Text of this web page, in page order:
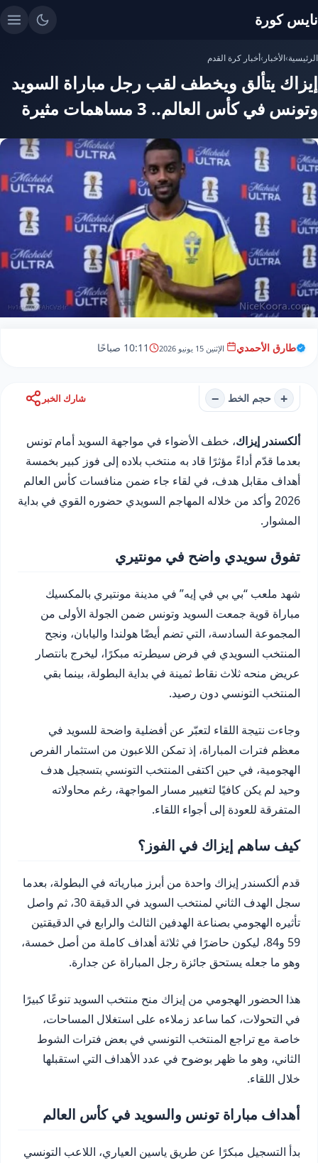
نايس كورة
الرئيسية›الأخبار ›أخبار كرة القدم
إيزاك يتألق ويخطف لقب رجل مباراة السويد
وتونس في كأس العالم.. 3 مساهمات مثيرة
طارق الأحمدي الإثنين 15 يونيو 2026 10:11 صباحًا
+ حجم الخط − شارك الخبر
ألكسندر إيزاك، خطف الأضواء في مواجهة السويد أمام تونس
بعدما قدّم أداءً مؤثرًا قاد به منتخب بلاده إلى فوز كبير بخمسة
أهداف مقابل هدف، في لقاء جاء ضمن منافسات كأس العالم
2026 وأكد من خلاله المهاجم السويدي حضوره القوي في بداية
المشوار.
تفوق سويدي واضح في مونتيري
شهد ملعب “بي بي في إيه” في مدينة مونتيري بالمكسيك
مباراة قوية جمعت السويد وتونس ضمن الجولة الأولى من
المجموعة السادسة، التي تضم أيضًا هولندا واليابان، ونجح
المنتخب السويدي في فرض سيطرته مبكرًا، ليخرج بانتصار
عريض منحه ثلاث نقاط ثمينة في بداية البطولة، بينما بقي
المنتخب التونسي دون رصيد.
وجاءت نتيجة اللقاء لتعبّر عن أفضلية واضحة للسويد في
معظم فترات المباراة، إذ تمكن اللاعبون من استثمار الفرص
الهجومية، في حين اكتفى المنتخب التونسي بتسجيل هدف
وحيد لم يكن كافيًا لتغيير مسار المواجهة، رغم محاولاته
المتفرقة للعودة إلى أجواء اللقاء.
كيف ساهم إيزاك في الفوز؟
قدم ألكسندر إيزاك واحدة من أبرز مبارياته في البطولة، بعدما
سجل الهدف الثاني لمنتخب السويد في الدقيقة 30، ثم واصل
تأثيره الهجومي بصناعة الهدفين الثالث والرابع في الدقيقتين
59 و84، ليكون حاضرًا في ثلاثة أهداف كاملة من أصل خمسة،
وهو ما جعله يستحق جائزة رجل المباراة عن جدارة.
هذا الحضور الهجومي من إيزاك منح منتخب السويد تنوعًا كبيرًا
في التحولات، كما ساعد زملاءه على استغلال المساحات،
خاصة مع تراجع المنتخب التونسي في بعض فترات الشوط
الثاني، وهو ما ظهر بوضوح في عدد الأهداف التي استقبلها
خلال اللقاء.
أهداف مباراة تونس والسويد في كأس العالم
بدأ التسجيل مبكرًا عن طريق ياسين العياري، اللاعب التونسي